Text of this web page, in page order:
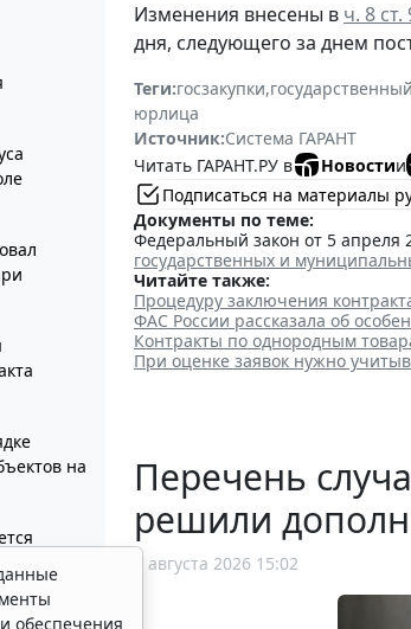
на
детей в
Изменения внесены в ч. 8
дня, следующего за днем
Теги:госзакупки,
юрлица
Источник:Система ГАРАНТ
Читать ГАРАНТ.РУ в
Новостии
Подписаться на материалы
Документы по теме:
Федеральный закон от 5 апреля
государственных и
Читайте также:
Процедуру заключения
ФАС России рассказала об
Контракты по однородным
При оценке заявок нужно
Перечень
решили
7 августа 2026 15:02
обеспечения